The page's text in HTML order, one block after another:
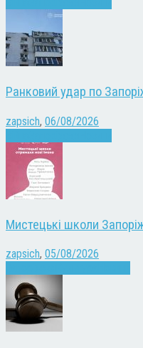
Ранковий удар по
zapsich, 06/08/2026
Мистецькі школи
zapsich, 05/08/2026